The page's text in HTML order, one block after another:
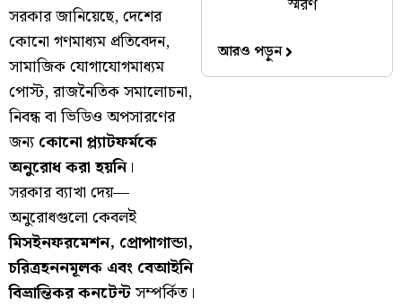
সরকার জানিয়েছে, দেশের
কোনো গণমাধ্যম প্রতিবেদন,
সামাজিক যোগাযোগমাধ্যম
পোস্ট, রাজনৈতিক সমালোচনা,
নিবন্ধ বা ভিডিও অপসারণের
জন্যকোনো প্ল্যাটফর্মকে
অনুরোধ করা হয়নি।
সরকার ব্যাখা দেয়—
অনুরোধগুলো কেবলই
মিসইনফরমেশন, প্রোপাগান্ডা,
চরিত্রহননমূলক এবং বেআইনি
বিভ্রান্তিকর কনটেন্টসম্পর্কিত।
আরও পড়ুন